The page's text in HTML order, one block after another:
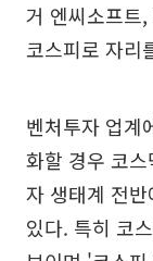
거 엔씨소프트
코스피로 자리
벤처투자 업계
화할 경우 코
자 생태계 전
있다. 특히 코